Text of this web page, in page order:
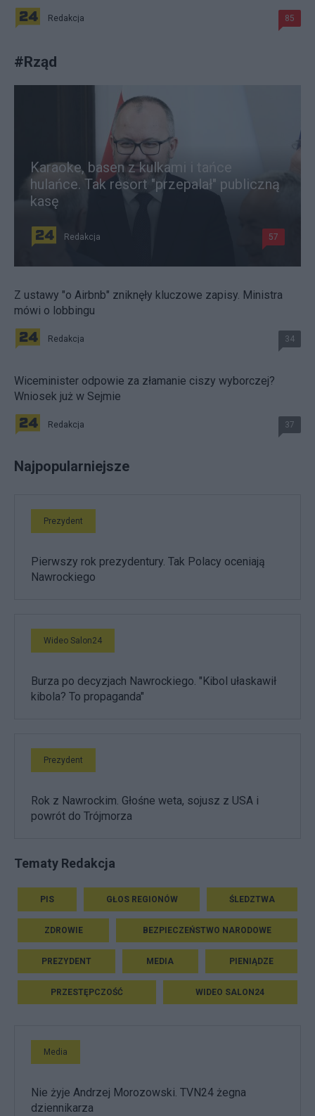
Redakcja 85
#Rząd
Karaoke, basen z kulkami i tańce
hulańce. Tak resort "przepalał" publiczną
kasę
Redakcja 57
Z ustawy "o Airbnb" zniknęły kluczowe zapisy. Ministra
mówi o lobbingu
Redakcja 34
Wiceminister odpowie za złamanie ciszy wyborczej?
Wniosek już w Sejmie
Redakcja 37
Najpopularniejsze
Prezydent
Pierwszy rok prezydentury. Tak Polacy oceniają
Nawrockiego
Wideo Salon24
Burza po decyzjach Nawrockiego. "Kibol ułaskawił
kibola? To propaganda"
Prezydent
Rok z Nawrockim. Głośne weta, sojusz z USA i
powrót do Trójmorza
Tematy Redakcja
PIS GŁOS REGIONÓW ŚLEDZTWA
ZDROWIE BEZPIECZEŃSTWO NARODOWE
PREZYDENT MEDIA PIENIĄDZE
PRZESTĘPCZOŚĆ WIDEO SALON24
Media
Nie żyje Andrzej Morozowski. TVN24 żegna
dziennikarza